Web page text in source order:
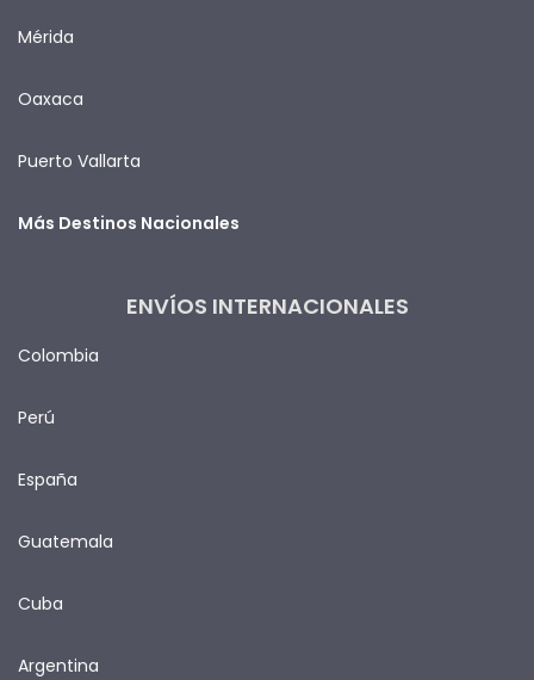
Mérida
Oaxaca
Puerto Vallarta
Más Destinos Nacionales
ENVÍOS INTERNACIONALES
Colombia
Perú
España
Guatemala
Cuba
Argentina